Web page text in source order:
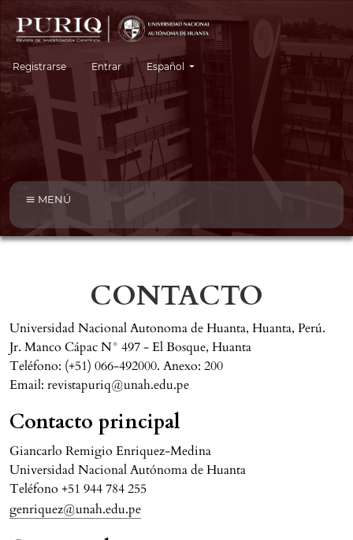
Registrarse Entrar Cambiar el idioma. El idioma actual es:
Español
MENÚ
CONTACTO
Universidad Nacional Autonoma de Huanta, Huanta, Perú.
Jr. Manco Cápac N° 497 - El Bosque, Huanta
Teléfono: (+51) 066-492000. Anexo: 200
Email: revistapuriq@unah.edu.pe
Contacto principal
Giancarlo Remigio Enriquez-Medina
Universidad Nacional Autónoma de Huanta
Teléfono +51 944 784 255
genriquez@unah.edu.pe